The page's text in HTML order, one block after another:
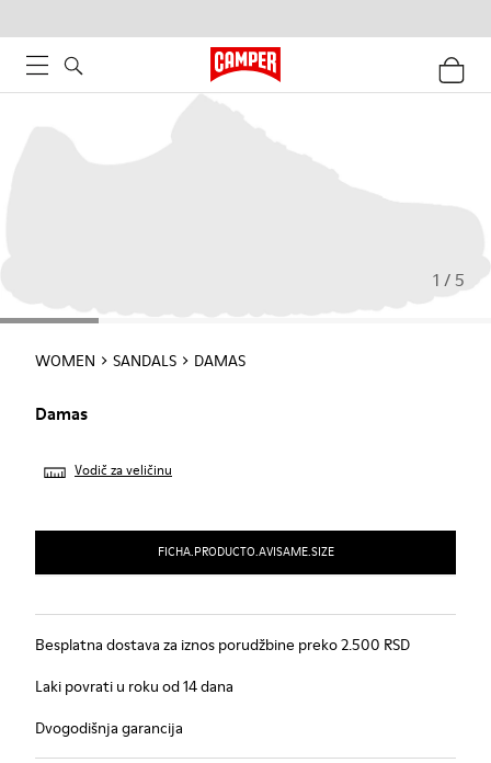
1 / 5
WOMEN SANDALS DAMAS
Damas
Vodič za veličinu
FICHA.PRODUCTO.AVISAME.SIZE
Besplatna dostava za iznos porudžbine preko 2.500 RSD
Laki povrati u roku od 14 dana
Dvogodišnja garancija